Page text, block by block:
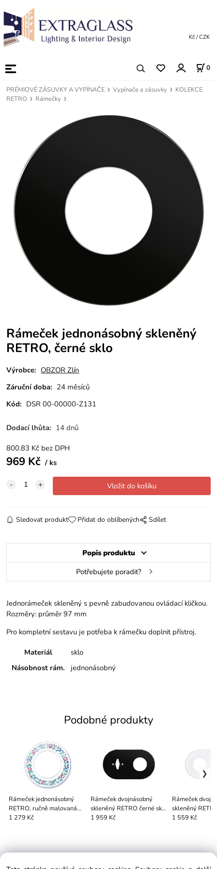
0
Kč / CZK
PRÉMIOVÉ ZÁSUVKY A VYPÍNAČE Vypínače a zásuvky
KOLEKCE
RETRO
Rámečky
Rámeček jednonásobný skleněný
RETRO, černé sklo
Výrobce: OBZOR Zlín
Záruční doba: 24 měsíců
Kód: DSR 00-00000-Z131
Dodací lhůta: 14 dnů
800.83 Kč bez DPH
969 Kč ks
Sledovat produkt Přidat do oblíbených Sdílet
Popis produktu
Potřebujete poradit?
Jednorámeček skleněný s pevně zabudovanou ovládací kličkou.
Rozměry: průměr 97 mm
Pro kompletní sestavu je potřeba k rámečku doplnit přístroj.
Materiál
sklo
Násobnost rám.
jednonásobný
Podobné produkty
Rámeček jednonásobný
RETRO, ručně malovaná
keramika, tupeský vzor 2
1 279 Kč
Rámeček dvojnásobný
skleněný RETRO černé sklo
1+zásuvka, ovladač BTA
1 959 Kč
Rámeček
skleněný
zásuvka +
1 559 Kč